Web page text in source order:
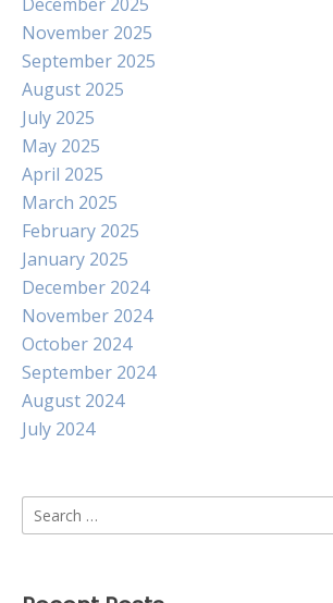
November 2025
September 2025
August 2025
July 2025
May 2025
April 2025
March 2025
February 2025
January 2025
December 2024
November 2024
October 2024
September 2024
August 2024
July 2024
Search
for: